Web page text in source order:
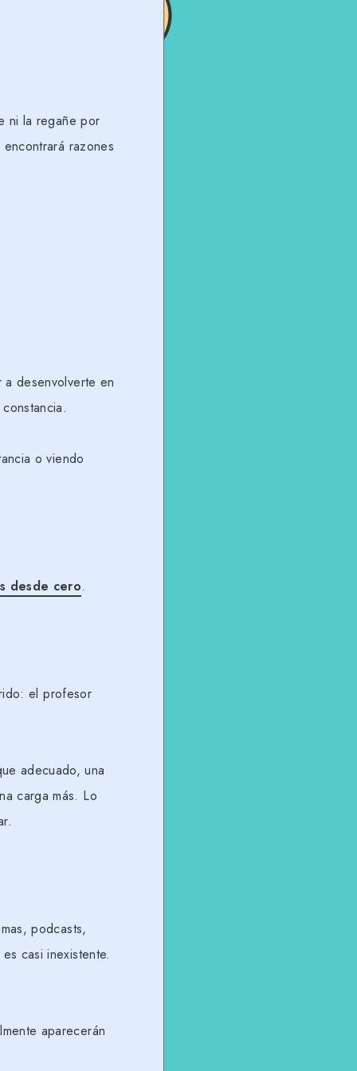
ni la regañe por
razones
desenvolverte en
o viendo
desde cero.
el profesor
adecuado, una
carga más. Lo
podcasts,
casi inexistente.
aparecerán